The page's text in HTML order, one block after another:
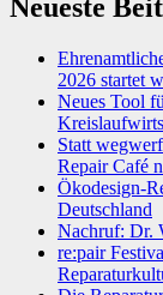
Neueste
2026 startet
Neues Tool
Statt
Repair Café
Ökodesign-
Deutschland
Nachruf: Dr.
re:pair